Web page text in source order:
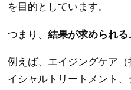
を目的としています。
つまり、結果が求められる
例えば、エイジングケア
イシャルトリートメント